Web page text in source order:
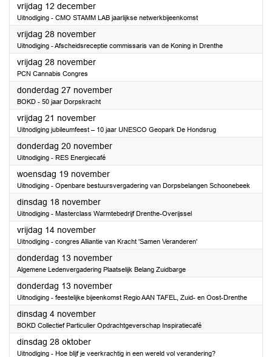
vrijdag 12 december2025
Uitnodiging - CMO STAMM LAB jaarlijkse netwerkbijeenkomst
vrijdag 28 november2025
Uitnodiging - Afscheidsreceptie commissaris van de Koning in Drenthe
vrijdag 28 november2025
PCN Cannabis Congres
donderdag 27 november2025
BOKD - 50 jaar Dorpskracht
vrijdag 21 november2025
Uitnodiging jubileumfeest – 10 jaar UNESCO Geopark De Hondsrug
donderdag 20 november2025
Uitnodiging - RES Energiecafé
woensdag 19 november2025
Uitnodiging - Openbare bestuursvergadering van Dorpsbelangen Schoonebeek
dinsdag 18 november2025
Uitnodiging - Masterclass Warmtebedrijf Drenthe-Overijssel
vrijdag 14 november2025
Uitnodiging - congres Alliantie van Kracht 'Samen Veranderen'
donderdag 13 november2025
Algemene Ledenvergadering Plaatselijk Belang Zuidbarge
donderdag 13 november2025
Uitnodiging - feestelijke bijeenkomst Regio AAN TAFEL, Zuid- en Oost-Drenthe
dinsdag 4 november2025
BOKD Collectief Particulier Opdrachtgeverschap Inspiratiecafé
dinsdag 28 oktober2025
Uitnodiging - Hoe blijf je veerkrachtig in een wereld vol verandering?